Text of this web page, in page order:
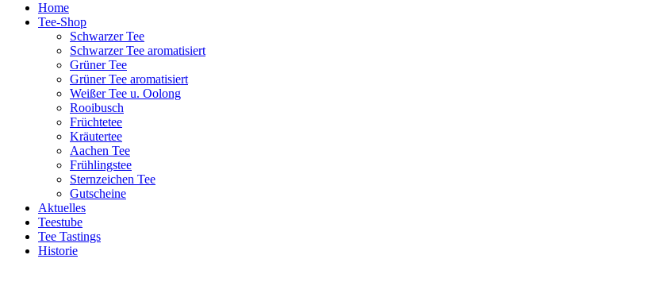
Home
Tee-Shop
Schwarzer Tee
Schwarzer Tee aromatisiert
Grüner Tee
Grüner Tee aromatisiert
Weißer Tee u. Oolong
Rooibusch
Früchtetee
Kräutertee
Aachen Tee
Frühlingstee
Sternzeichen Tee
Gutscheine
Aktuelles
Teestube
Tee Tastings
Historie